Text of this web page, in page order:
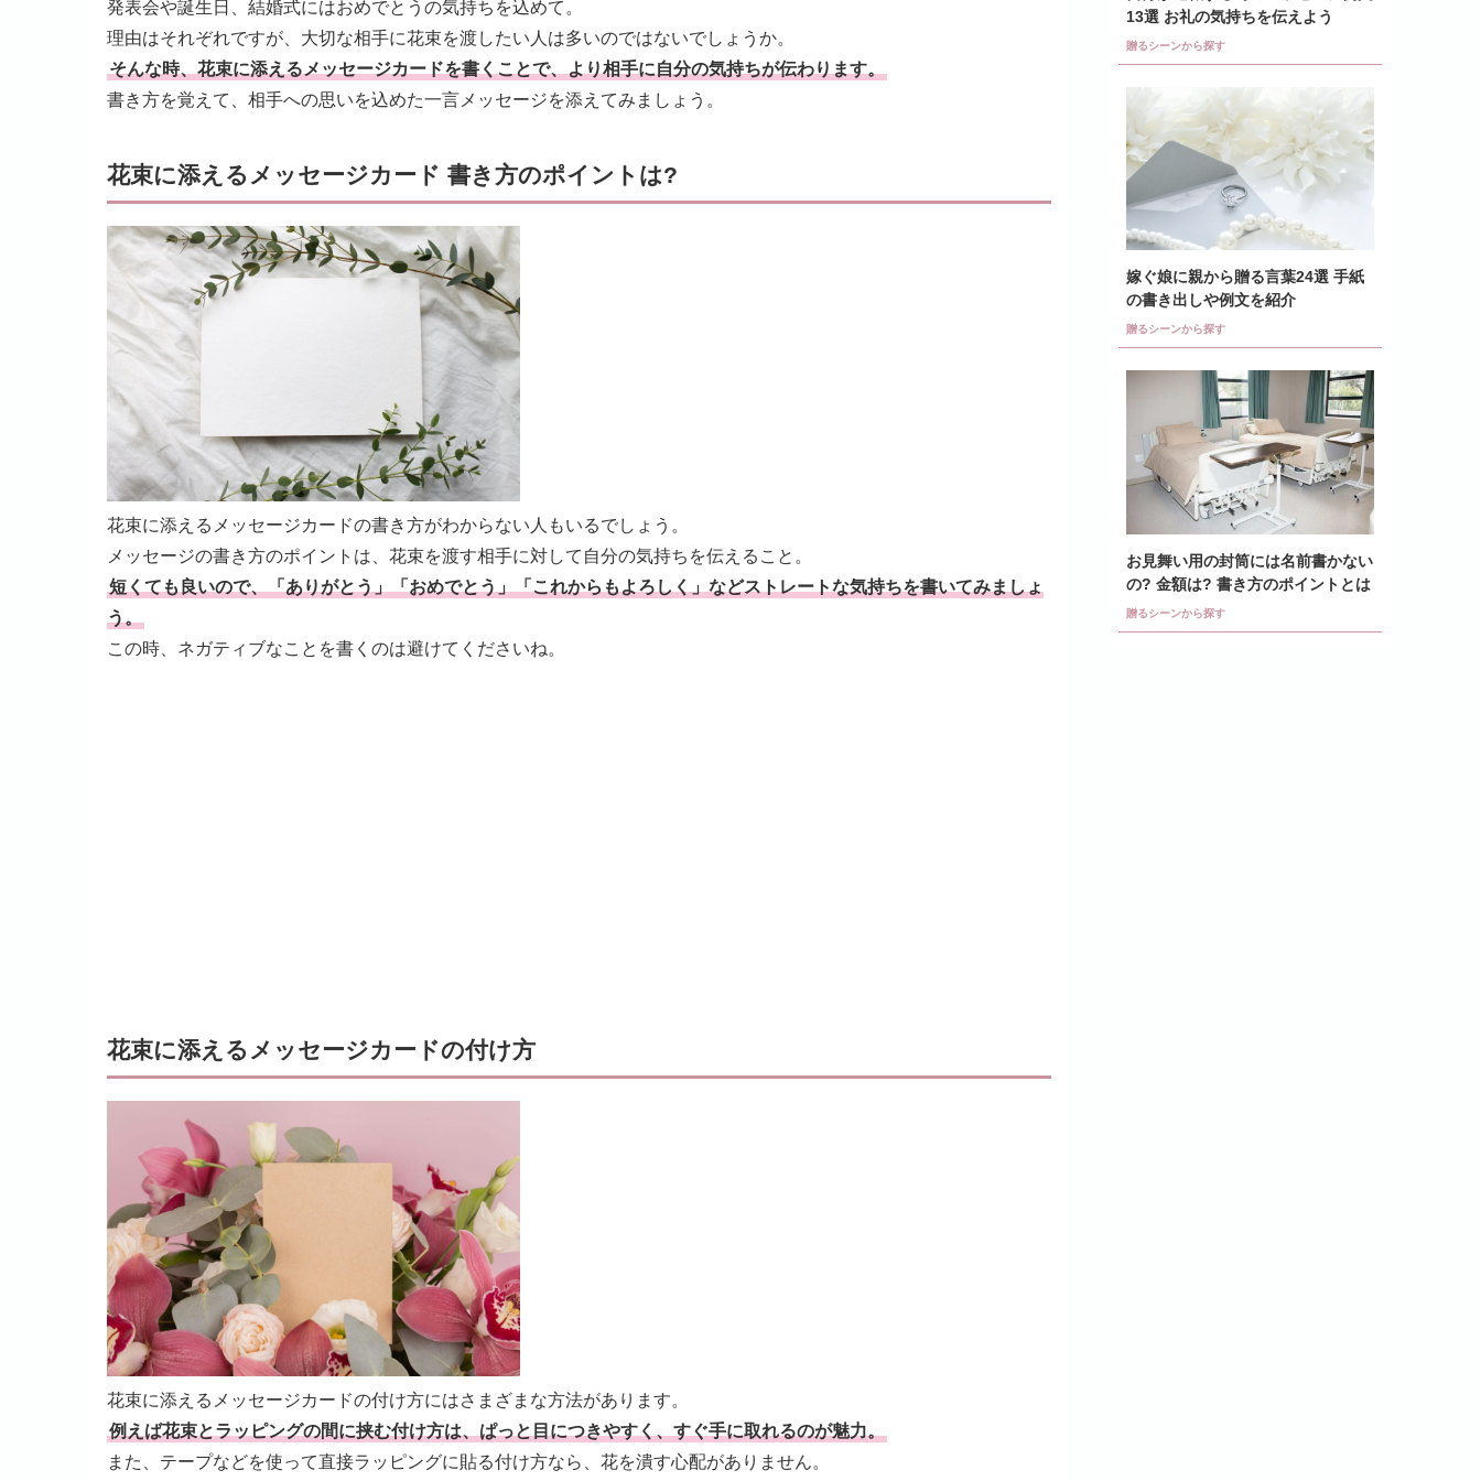
発表会や誕生日、結婚式にはおめでとうの気持ちを込めて。
理由はそれぞれですが、大切な相手に花束を渡したい人は多いのではないでしょうか。
そんな時、花束に添えるメッセージカードを書くことで、より相手に自分の気持ちが伝わります。
書き方を覚えて、相手への思いを込めた一言メッセージを添えてみましょう。
花束に添えるメッセージカード 書き方のポイントは?
花束に添えるメッセージカードの書き方がわからない人もいるでしょう。
メッセージの書き方のポイントは、花束を渡す相手に対して自分の気持ちを伝えること。
短くても良いので、「ありがとう」「おめでとう」「これからもよろしく」などストレートな気持ちを書いてみましょ
う。
この時、ネガティブなことを書くのは避けてくださいね。
花束に添えるメッセージカードの付け方
花束に添えるメッセージカードの付け方にはさまざまな方法があります。
例えば花束とラッピングの間に挟む付け方は、ぱっと目につきやすく、すぐ手に取れるのが魅力。
また、テープなどを使って直接ラッピングに貼る付け方なら、花を潰す心配がありません。
13選 お礼の気持ちを伝えよう
贈るシーンから探す
嫁ぐ娘に親から贈る言葉24選 手紙
の書き出しや例文を紹介
贈るシーンから探す
お見舞い用の封筒には名前書かない
の? 金額は? 書き方のポイントとは
贈るシーンから探す